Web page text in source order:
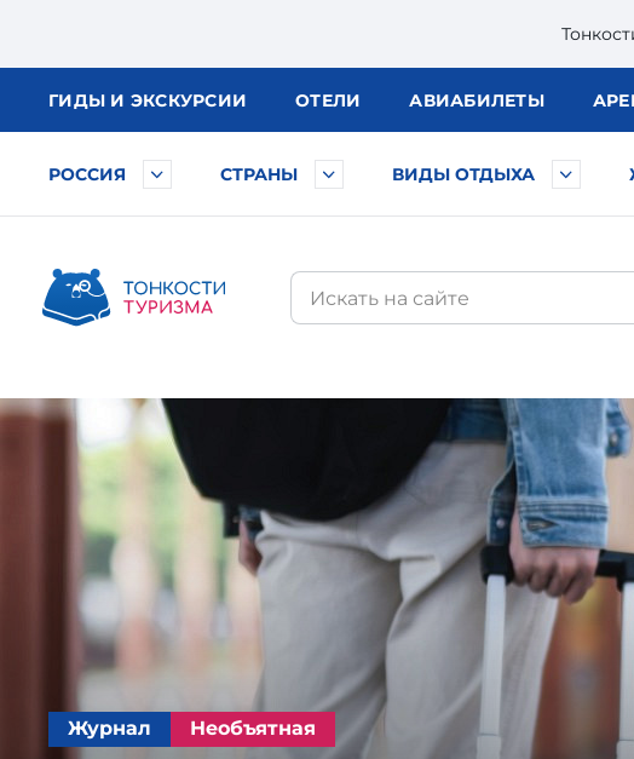
ГИДЫ И ЭКСКУРСИИ ОТЕЛИ АВИАБИЛЕТЫ
РОССИЯ СТРАНЫ ВИДЫ ОТДЫХА
Журнал Необъятная